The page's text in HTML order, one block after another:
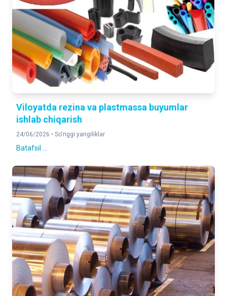
Viloyatda rezina va plastmassa buyumlar
ishlab chiqarish
24/06/2026 • So'nggi yangiliklar
Batafsil ...